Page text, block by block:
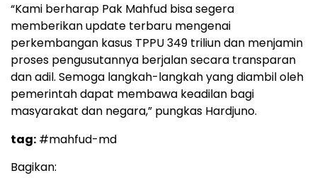
“Kami berharap Pak Mahfud bisa segera
memberikan update terbaru mengenai
perkembangan kasus TPPU 349 triliun dan menjamin
proses pengusutannya berjalan secara transparan
dan adil. Semoga langkah-langkah yang diambil oleh
pemerintah dapat membawa keadilan bagi
masyarakat dan negara,” pungkas Hardjuno.
tag: #mahfud-md
Bagikan: